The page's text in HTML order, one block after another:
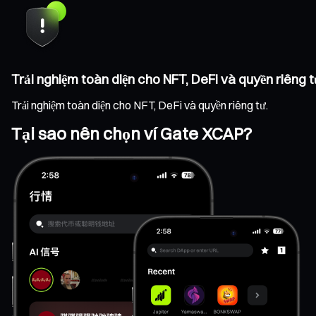
Trải nghiệm toàn diện cho NFT, DeFi và quyền riêng
Trải nghiệm toàn diện cho NFT, DeFi và quyền riêng tư.
Tại sao nên chọn ví Gate XCAP?